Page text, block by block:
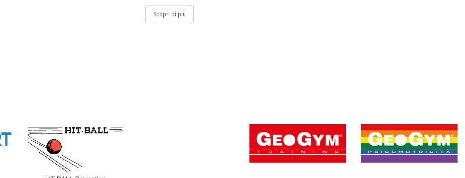
Scopri di più